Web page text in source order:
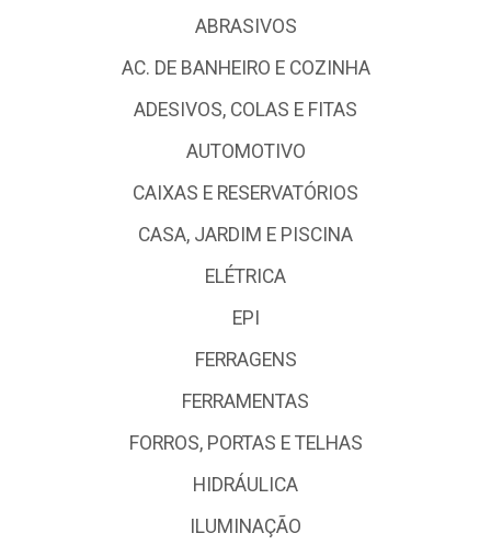
ABRASIVOS
AC. DE BANHEIRO E COZINHA
ADESIVOS, COLAS E FITAS
AUTOMOTIVO
CAIXAS E RESERVATÓRIOS
CASA, JARDIM E PISCINA
ELÉTRICA
EPI
FERRAGENS
FERRAMENTAS
FORROS, PORTAS E TELHAS
HIDRÁULICA
ILUMINAÇÃO